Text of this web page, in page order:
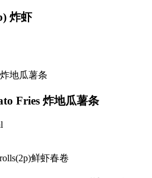
炸虾
Fries 炸地瓜薯条